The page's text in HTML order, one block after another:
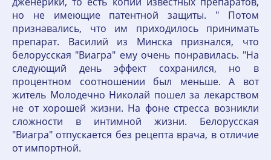
но не имеющие патентной защиты. " Потом
признавались, что им приходилось принимать
препарат. Василий из Минска признался, что
белорусская "Виагра" ему очень понравилась. "На
следующий день эффект сохранился, но в
процентном соотношении был меньше. А вот
житель Молодечно Николай пошел за лекарством
не от хорошей жизни. На фоне стресса возникли
сложности в интимной жизни. Белорусская
"Виагра" отпускается без рецепта врача, в отличие
от импортной.